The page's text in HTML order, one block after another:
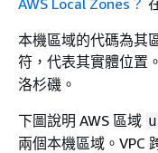
本機區域的代碼為其
符，代表其實體位置
洛杉磯。
下圖說明 AWS 區域
兩個本機區域。VPC